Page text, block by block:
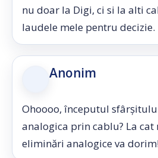
nu doar la Digi, ci si la alti
laudele mele pentru decizie.
Anonim
Ohoooo, începutul
analogica prin cablu? La
eliminări analogice va